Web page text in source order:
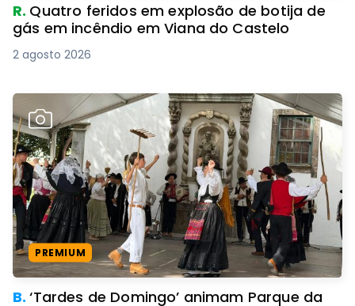
R. Quatro feridos em explosão de botija de
gás em incêndio em Viana do Castelo
2 agosto 2026
PREMIUM
B.‘Tardes de Domingo’ animam Parque da